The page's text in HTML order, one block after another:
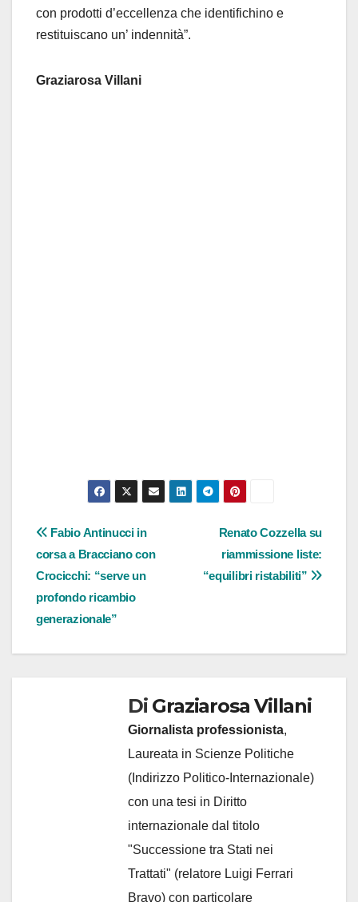
con prodotti d’eccellenza che identifichino e
restituiscano un’ indennità”.
Graziarosa Villani
Navigazione
articoli
Renato Cozzella su
riammissione liste:
“equilibri ristabiliti”
Fabio Antinucci in
corsa a Bracciano con
Crocicchi: “serve un
profondo ricambio
generazionale”
Di Graziarosa Villani
Giornalista professionista,
Laureata in Scienze Politiche
(Indirizzo Politico-Internazionale)
con una tesi in Diritto
internazionale dal titolo
"Successione tra Stati nei
Trattati" (relatore Luigi Ferrari
Bravo) con particolare